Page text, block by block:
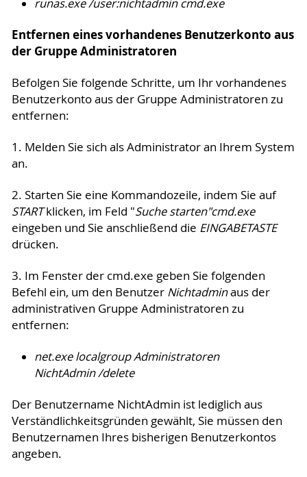
runas.exe /user:nichtadmin cmd.exe
Entfernen eines vorhandenes Benutzerkonto aus
der Gruppe Administratoren
Befolgen Sie folgende Schritte, um Ihr vorhandenes
Benutzerkonto aus der Gruppe Administratoren zu
entfernen:
1. Melden Sie sich als Administrator an Ihrem System
an.
2. Starten Sie eine Kommandozeile, indem Sie auf
STARTklicken, im Feld "Suche starten"cmd.exe
eingeben und Sie anschließend die EINGABETASTE
drücken.
3. Im Fenster der cmd.exe geben Sie folgenden
Befehl ein, um den Benutzer Nichtadminaus der
administrativen Gruppe Administratoren zu
entfernen:
net.exe localgroup Administratoren
NichtAdmin /delete
Der Benutzername NichtAdmin ist lediglich aus
Verständlichkeitsgründen gewählt, Sie müssen den
Benutzernamen Ihres bisherigen Benutzerkontos
angeben.